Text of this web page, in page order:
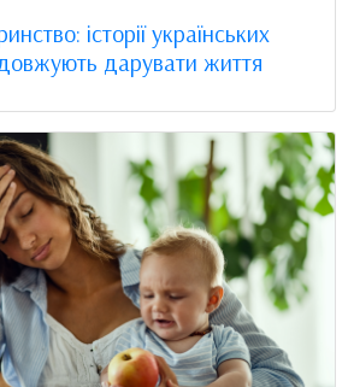
історії українських
дарувати життя